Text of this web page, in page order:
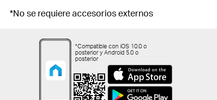
*No se requiere accesorios externos
*Compatible con iOS 10.0 o
posterior y Android 5.0 o
posterior